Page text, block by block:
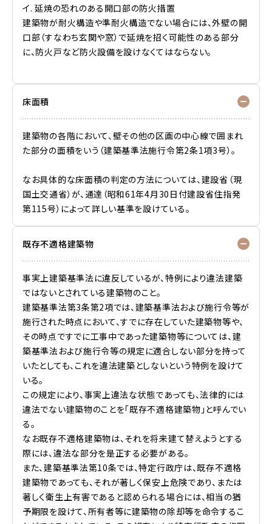
イ. 延焼の恐れのある開口部の防火措置
建築物が耐火構造や準耐火構造でない場合には、外壁の開
口部（すなわち玄関や窓）で延焼を招く可能性のある部分
に、防火戸など防火設備を設けなくてはならない。
床面積
建築物の各階において、壁その他の区画の中心線で囲まれ
た部分の面積をいう（建築基準法施行令第2条1項3号）。
なお具体的な床面積の判定の方法については、建設省（現
国土交通省）が、通達（昭和61年4月30日付建設省住指発
第115号）によって詳しい基準を設けている。
既存不適格建築物
事実上建築基準法に違反しているが、特例により違法建築
ではないとされている建築物のこと。
建築基準法第3条第2項では、建築基準法および施行令等が
施行された時点において、すでに存在していた建築物等や、
その時点ですでに工事中であった建築物等については、建
築基準法および施行令等の規定に適合しない部分を持って
いたとしても、これを違法建築としないという特例を設けて
いる。
この規定により、事実上違法な状態であっても、法律的には
違法でない建築物のことを「既存不適格建築物」と呼んでい
る。
なお既存不適格建築物は、それを将来建て替えようとする
際には、違法な部分を是正する必要がある。
また、建築基準法第10条では、特定行政庁は、既存不適格
建築物であっても、それが著しく保安上危険であり、または
著しく衛生上有害であると認められる場合には、相当の猶
予期限を設けて、所有者等に建築物の除却等を命令するこ